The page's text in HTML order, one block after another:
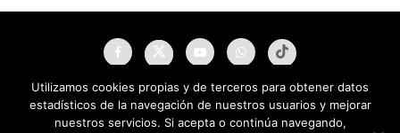
Utilizamos cookies propias y de terceros para obtener datos
estadísticos de la navegación de nuestros usuarios y mejorar
nuestros servicios. Si acepta o continúa navegando,